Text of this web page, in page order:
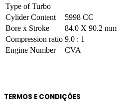
Type of Turbo
Cylider Content
5998 CC
Bore x Stroke
84.0 X 90.2 mm
Compression ratio 9.0 : 1
Engine Number
CVA
TERMOS E CONDIÇÕES